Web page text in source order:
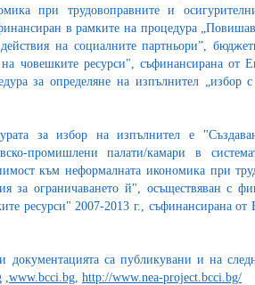
при трудовоправните и
в рамките на процедура
на социалните партньори”,
на човешките ресурси", съфинансирана от
за определяне на изпълнител „избор
за избор на изпълнител е
промишлени палати/камари в
към неформалната икономика при
за ограничаването й", осъществяван с
ресурси" 2007-2013 г., съфинансирана
документацията са публикувани и на
,www.bcci.bg, http://www.nea-project.bcci.bg/